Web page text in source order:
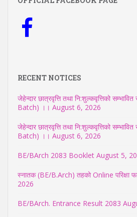
RECENT NOTICES
जेहेन्दार छात्रवृत्ति तथा नि:शुल्कवृत्तिको
Batch) ।। August 6, 2026
जेहेन्दार छात्रवृत्ति तथा नि:शुल्कवृत्तिको
Batch) ।। August 6, 2026
BE/BArch 2083 Booklet August 5,
स्नातक (BE/B.Arch) तहको Online परिक्षा
2026
BE/BArch. Entrance Result 2083